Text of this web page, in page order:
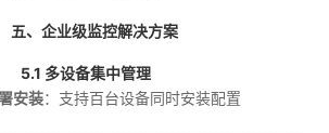
五、企业级监控解决方案
5.1 多设备集中管理
安装：支持百台设备同时安装配置